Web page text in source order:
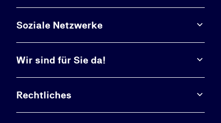
Soziale Netzwerke
Wir sind für Sie da!
Rechtliches